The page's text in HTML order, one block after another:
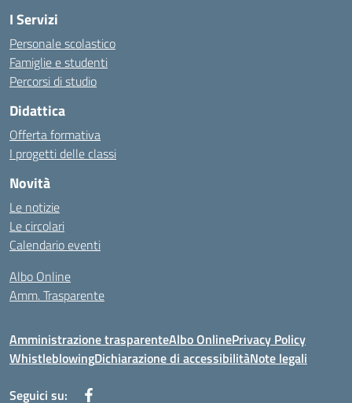
I Servizi
Personale scolastico
Famiglie e studenti
Percorsi di studio
Didattica
Offerta formativa
I progetti delle classi
Novità
Le notizie
Le circolari
Calendario eventi
Albo Online
Amm. Trasparente
Amministrazione trasparenteAlbo OnlinePrivacy Policy
WhistleblowingDichiarazione di accessibilitàNote legali
Seguici su: